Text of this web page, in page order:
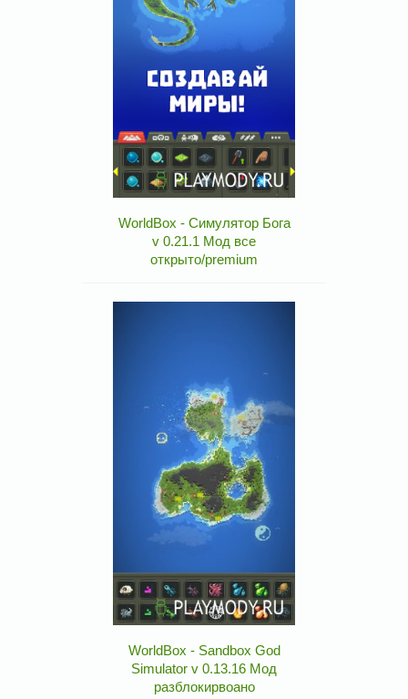
WorldBox - Симулятор Бога
v 0.21.1 Мод все
открыто/premium
WorldBox - Sandbox God
Simulator v 0.13.16 Мод
разблокирвоано